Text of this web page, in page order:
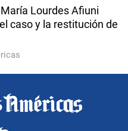
Lourdes Afiuni
caso y la restitución de